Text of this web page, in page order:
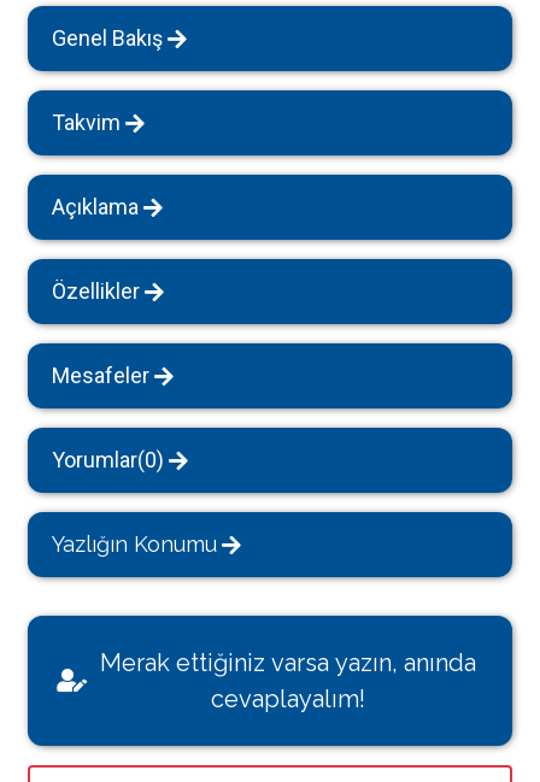
Genel Bakış
Takvim
Açıklama
Özellikler
Mesafeler
Yorumlar(0)
Yazlığın Konumu
Merak ettiğiniz varsa yazın, anında
cevaplayalım!